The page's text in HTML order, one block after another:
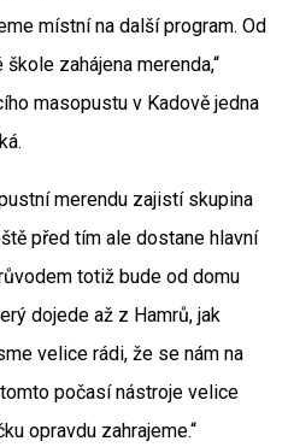
místní na další program. Od
zahájena merenda,“
masopustu v Kadově jedna
merendu zajistí skupina
před tím ale dostane hlavní
totiž bude od domu
dojede až z Hamrů, jak
velice rádi, že se nám na
počasí nástroje velice
opravdu zahrajeme.“